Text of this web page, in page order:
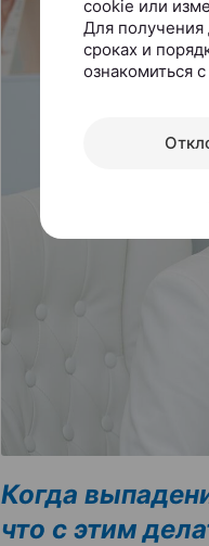
Когда
что с этим
cookie или
Для
сроках и
ознакомиться